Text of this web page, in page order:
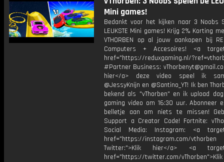
Mini games!
Bedankt voor het kijken naar 3 Noobs
LEUKSTE Mini games! Krijg 2% Korting
VTHORBEN op al jouw aankopen bij
Computers + Accesoires! <a
href="https://reduxgaming.nl/
#Partner Business:
hier</a> deze video speel ik
@JessyKnijn en @Santino_YT! Ik ben
bekend als "vThorben" en ik upload
gaming video om 16:30 uur. Abonneer
belletje aan om niets te missen!
Support a Creator Code! Fortnite:
Social Media: Instagram: <a
href="https://instagram.com/vthorben
Twitter:">Klik hier</a> <a
href="https://twitter.com/